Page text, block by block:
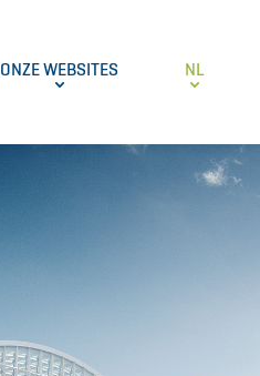
ONZE WEBSITES NL